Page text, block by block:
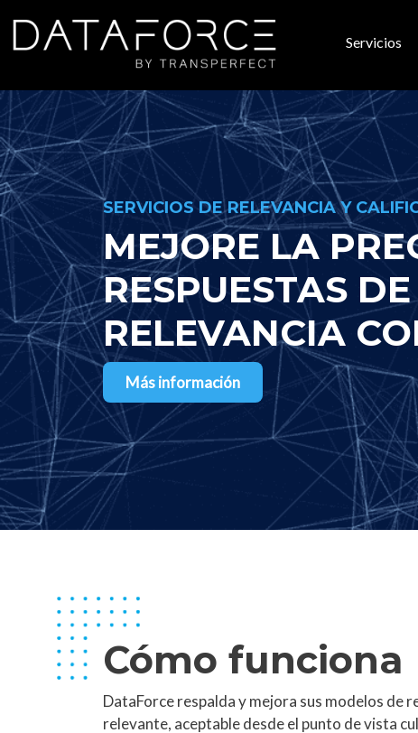
Servicios
SERVICIOS DE RELEVANCIA Y
MEJORE LA
RESPUESTAS
RELEVANCIA
Más información
Cómo funciona
DataForce respalda y mejora sus modelos de
relevante, aceptable desde el punto de vista